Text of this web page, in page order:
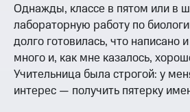
Однажды, классе в пятом или в
лабораторную работу по
долго готовилась, что написано
много и, как мне казалось,
Учительница была строгой: у
интерес — получить пятерку